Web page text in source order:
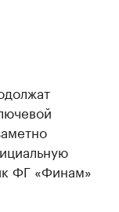
ФГ «Финам»